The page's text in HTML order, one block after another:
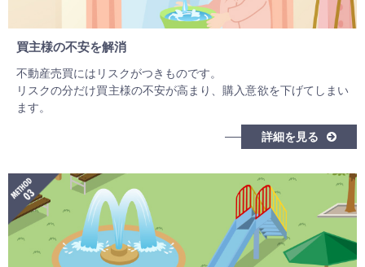
買主様の不安を解消
不動産売買にはリスクがつきものです。
リスクの分だけ買主様の不安が高まり、購入意欲を下げてしまい
ます。
詳細を見る